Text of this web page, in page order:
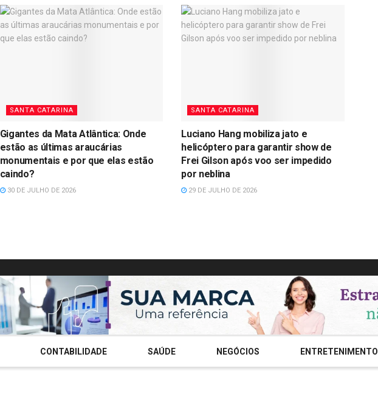
SANTA CATARINA
Gigantes da Mata Atlântica: Onde
estão as últimas araucárias
monumentais e por que elas estão
caindo?
30 DE JULHO DE 2026
SANTA CATARINA
Luciano Hang mobiliza jato e
helicóptero para garantir show de
Frei Gilson após voo ser impedido
por neblina
29 DE JULHO DE 2026
CONTABILIDADE SAÚDE NEGÓCIOS ENTRETENIMENTO